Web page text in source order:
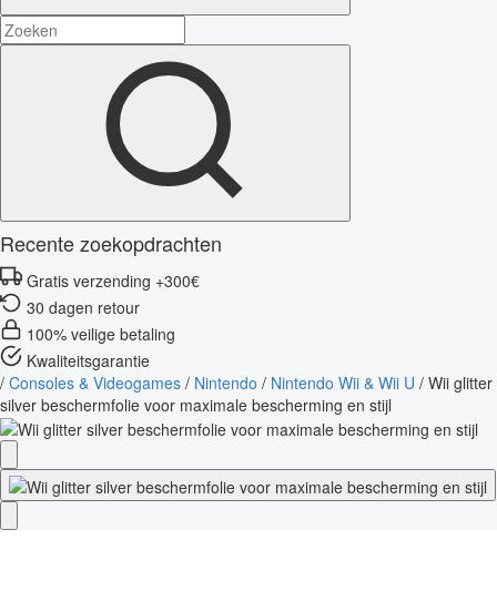
Recente zoekopdrachten
Gratis verzending +300€
30 dagen retour
100% veilige betaling
Kwaliteitsgarantie
/ Consoles & Videogames / Nintendo / Nintendo Wii & Wii U / Wii glitter
silver beschermfolie voor maximale bescherming en stijl